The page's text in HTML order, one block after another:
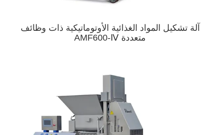
آلة تشكيل المواد الغذائية الأوتوماتيكية ذات وظائف
متعددة AMF600-Ⅳ